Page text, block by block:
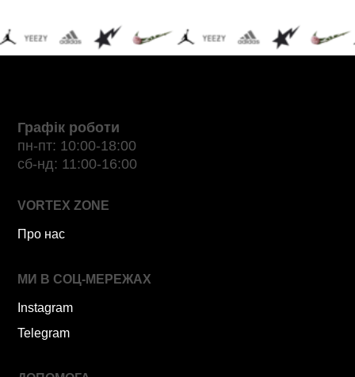
Графік роботи
пн-пт: 10:00-18:00
сб-нд: 11:00-16:00
VORTEX ZONE
Про нас
МИ В СОЦ-МЕРЕЖАХ
Instagram
Telegram